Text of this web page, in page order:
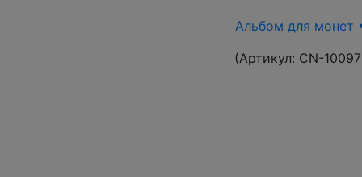
Альбом для монет
(Артикул: CN-